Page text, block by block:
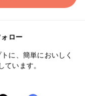
ロー
に、簡単においしく
います。